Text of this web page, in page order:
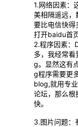
1.网络因素：
美相隔遥远，
要比电信快得
打开baidu首
2.程序因素：
多，我经常
g。显然这有
g程序需要更
blog,就用专
论坛，那么
快。
3.图片问题：